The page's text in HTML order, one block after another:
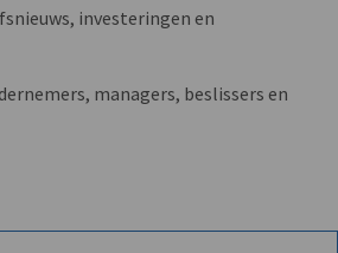
investeringen en
managers, beslissers en